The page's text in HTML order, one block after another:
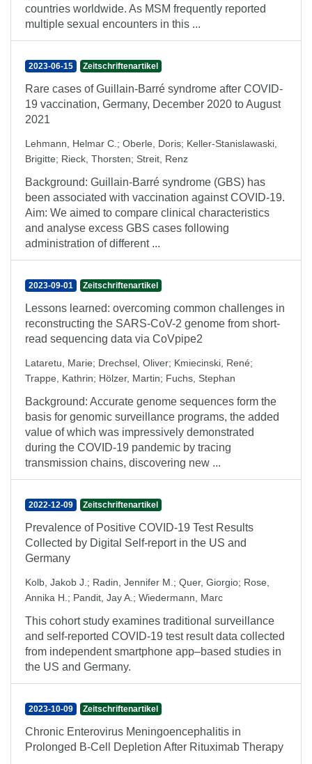
countries worldwide. As MSM frequently reported
multiple sexual encounters in this ...
2023-06-15 Zeitschriftenartikel
Rare cases of Guillain-Barré syndrome after COVID-
19 vaccination, Germany, December 2020 to August
2021
Lehmann, Helmar C. ; Oberle, Doris; Keller-Stanislawaski,
Brigitte; Rieck, Thorsten; Streit, Renz
Background: Guillain-Barré syndrome (GBS) has
been associated with vaccination against COVID-19.
Aim: We aimed to compare clinical characteristics
and analyse excess GBS cases following
administration of different ...
2023-09-01 Zeitschriftenartikel
Lessons learned: overcoming common challenges in
reconstructing the SARS-CoV-2 genome from short-
read sequencing data via CoVpipe2
Lataretu, Marie; Drechsel, Oliver; Kmiecinski, René;
Trappe, Kathrin; Hölzer, Martin; Fuchs, Stephan
Background: Accurate genome sequences form the
basis for genomic surveillance programs, the added
value of which was impressively demonstrated
during the COVID-19 pandemic by tracing
transmission chains, discovering new ...
2022-12-09 Zeitschriftenartikel
Prevalence of Positive COVID-19 Test Results
Collected by Digital Self-report in the US and
Germany
Kolb, Jakob J. ; Radin, Jennifer M. ; Quer, Giorgio; Rose,
Annika H. ; Pandit, Jay A. ; Wiedermann, Marc
This cohort study examines traditional surveillance
and self-reported COVID-19 test result data collected
from independent smartphone app–based studies in
the US and Germany.
2023-10-09 Zeitschriftenartikel
Chronic Enterovirus Meningoencephalitis in
Prolonged B-Cell Depletion After Rituximab Therapy